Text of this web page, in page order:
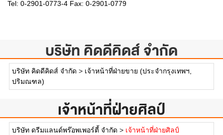
Tel: 0-2901-0773-4 Fax: 0-2901-0779
บริษัท คิดดีคิดส์ จำกัด
บริษัท คิดดีคิดส์ จำกัด > เจ้าหน้าที่ฝ่ายขาย (ประจำกรุงเทพฯ,
ปริมณฑล)
เจ้าหน้าที่ฝ่ายศิลป์
บริษัท ดรีมแลนด์พร๊อพเพอร์ตี้ จำกัด > เจ้าหน้าที่ฝ่ายศิลป์